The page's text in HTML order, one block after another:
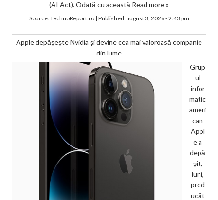
(AI Act). Odată cu această Read more »
Source:TechnoReport.ro| Published:august 3, 2026 - 2:43 pm
Apple depășește Nvidia și devine cea mai valoroasă companie
din lume
Grup
ul
infor
matic
ameri
can
Appl
e a
depă
șit,
luni,
prod
ucăt